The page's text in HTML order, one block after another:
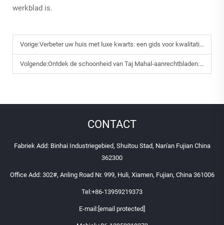
werkblad is.
Vorige:Verbeter uw huis met luxe kwarts: een gids voor kwalitatief hoogwaardige materialen
Volgende:Ontdek de schoonheid van Taj Mahal-aanrechtbladen: een praktische gids voor woningeigenaren
CONTACT
Fabriek Add: Binhai Industriegebied, Shuitou Stad, Nan'an Fujian China
362300
Office Add: 302#, Anling Road Nr. 999, Huli, Xiamen, Fujian, China 361006
Tel:+86-13959219373
E-mail: [email protected]